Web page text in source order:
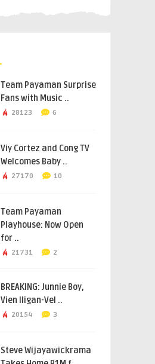
Team Payaman Surprise
Fans with Music ..
28123 6
Viy Cortez and Cong TV
Welcomes Baby ..
27170 10
Team Payaman
Playhouse: Now Open
for ..
21731 2
BREAKING: Junnie Boy,
Vien Iligan-Vel ..
20154 3
Steve Wijayawickrama